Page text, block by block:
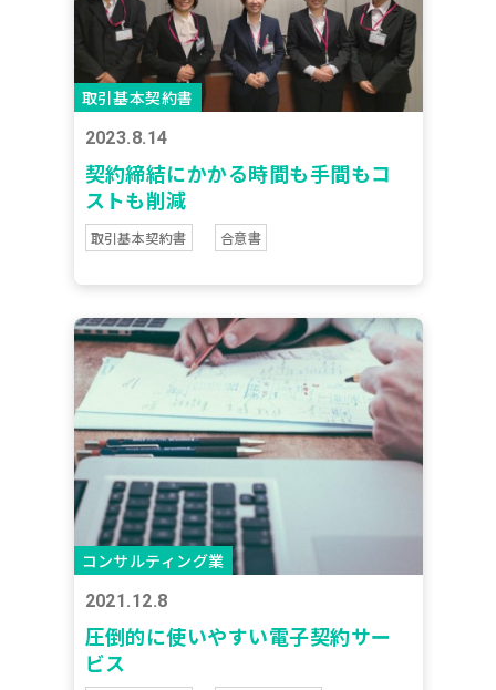
取引基本契約書
2023.8.14
契約締結にかかる時間も手間もコ
ストも削減
取引基本契約書 合意書
コンサルティング業
2021.12.8
圧倒的に使いやすい電子契約サー
ビス